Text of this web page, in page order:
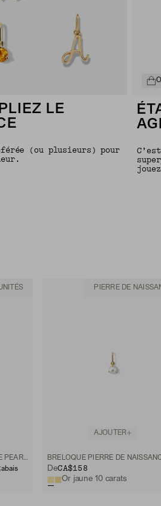
LE
(ou plusieurs) pour
SINGLE OVERSIZED BAROQUE PEARL HOOP CHARM
PIERRE DE
AJOUTER
BRELOQUE PIERRE DE
DeCA$158
Or jaune 10 carats